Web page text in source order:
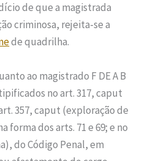
de que a magistrada
criminosa, rejeita-se a
de quadrilha.
ao magistrado F DE A B
no art. 317, caput
357, caput (exploração de
forma dos arts. 71 e 69; e no
do Código Penal, em